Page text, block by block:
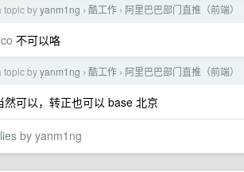
topic byyanm1ng › 酷工作 › 阿里巴巴部门直推（前端）
不可以咯
topic byyanm1ng › 酷工作 › 阿里巴巴部门直推（前端）
然可以，转正也可以 base 北京
by yanm1ng